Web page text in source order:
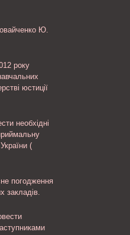
Ю.
року
юстиції
необхідні
(
погодження
закладів.